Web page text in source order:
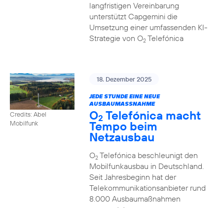
langfristigen Vereinbarung
unterstützt Capgemini die
Umsetzung einer umfassenden KI-
Strategie von O2Telefónica
Credits: Abel
Mobilfunk
18. Dezember 2025
JEDE STUNDE EINE NEUE
AUSBAUMASSNAHME
O2 Telefónica macht
Tempo beim
Netzausbau
O2Telefónica beschleunigt den
Mobilfunkausbau in Deutschland.
Seit Jahresbeginn hat der
Telekommunikationsanbieter rund
8.000 Ausbaumaßnahmen